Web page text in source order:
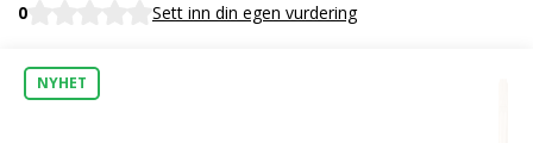
0 Sett inn din egen vurdering
NYHET